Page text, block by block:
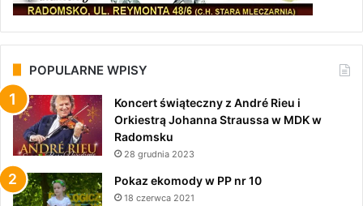
POPULARNE WPISY
Koncert świąteczny z André Rieu i
Orkiestrą Johanna Straussa w MDK w
Radomsku
28 grudnia 2023
Pokaz ekomody w PP nr 10
18 czerwca 2021